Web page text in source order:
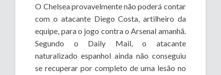
O Chelsea provavelmente não poderá contar
com o atacante Diego Costa, artilheiro da
equipe, para o jogo contra o Arsenal amanhã.
Segundo o Daily Mail, o atacante
naturalizado espanhol ainda não conseguiu
se recuperar por completo de uma lesão no